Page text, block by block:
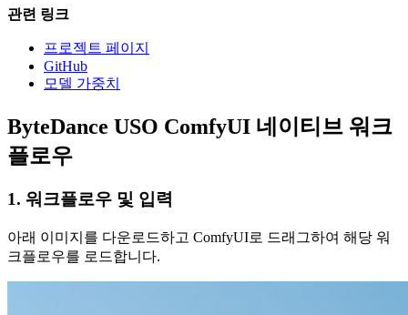
관련 링크
프로젝트 페이지
GitHub
모델 가중치
ByteDance USO ComfyUI 네이티브 워크
플로우
1. 워크플로우 및 입력
아래 이미지를 다운로드하고 ComfyUI로 드래그하여 해당 워
크플로우를 로드합니다.